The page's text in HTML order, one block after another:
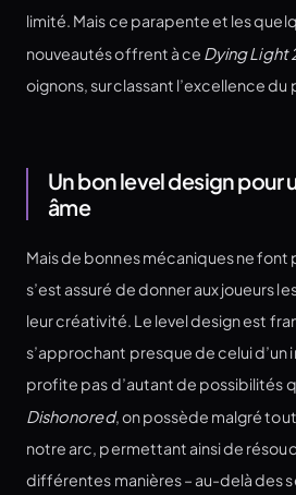
limité. Mais ce parapente et les
nouveautés offrent à ce Dying Light
oignons, surclassant l’excellence du
Un bon level design pour
âme
Mais de bonnes mécaniques ne font
s’est assuré de donner aux joueurs
leur créativité. Le level design est
s’approchant presque de celui d’un
profite pas d’autant de possibilités
Dishonored, on possède malgré
notre arc, permettant ainsi de
différentes manières – au-delà des